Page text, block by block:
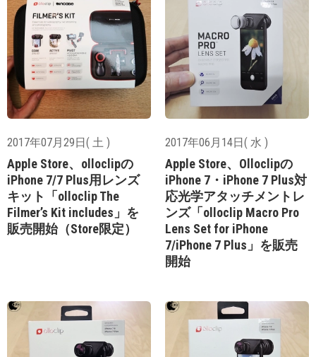
2017年07月29日( 土 )
Apple Store、olloclipの
iPhone 7/7 Plus用レンズ
キット「olloclip The
Filmer’s Kit includes」を
販売開始（Store限定）
2017年06月14日( 水 )
Apple Store、Olloclipの
iPhone 7・iPhone 7 Plus対
応光学アタッチメントレ
ンズ「olloclip Macro Pro
Lens Set for iPhone
7/iPhone 7 Plus」を販売
開始